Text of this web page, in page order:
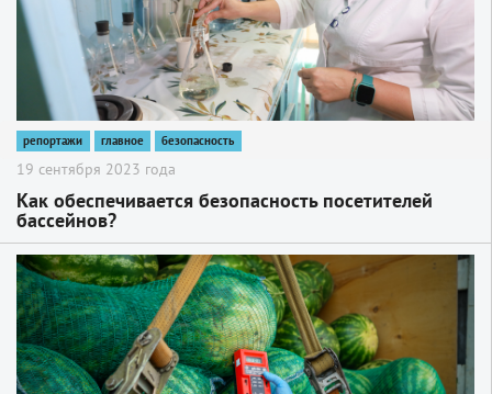
репортажи главное безопасность
19 сентября 2023 года
Как обеспечивается безопасность посетителей
бассейнов?
2